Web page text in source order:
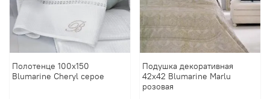
Полотенце 100х150
Blumarine Cheryl серое
Подушка декоративная
42х42 Blumarine Marlu
розовая